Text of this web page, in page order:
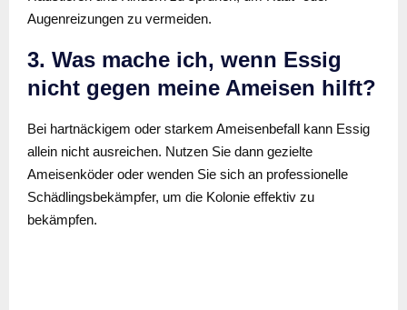
Augenreizungen zu vermeiden.
3. Was mache ich, wenn Essig
nicht gegen meine Ameisen hilft?
Bei hartnäckigem oder starkem Ameisenbefall kann Essig
allein nicht ausreichen. Nutzen Sie dann gezielte
Ameisenköder oder wenden Sie sich an professionelle
Schädlingsbekämpfer, um die Kolonie effektiv zu
bekämpfen.